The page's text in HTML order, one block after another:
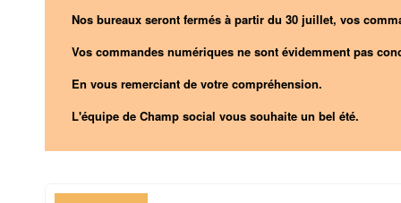
Nos bureaux seront fermés à partir du 30 juillet, vos
Vos commandes numériques ne sont évidemment pas
En vous remerciant de votre compréhension.
L'équipe de Champ social vous souhaite un bel été.